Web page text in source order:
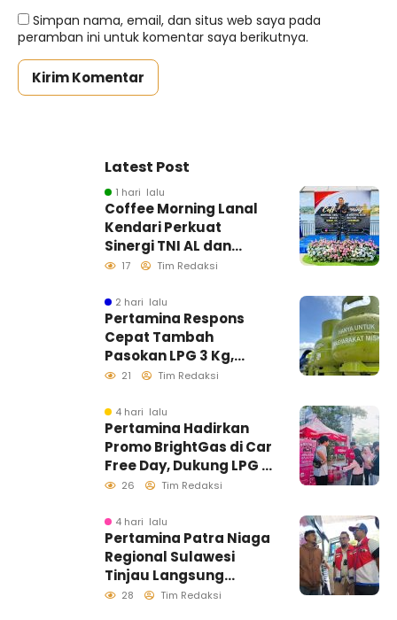
Simpan nama, email, dan situs web saya pada
peramban ini untuk komentar saya berikutnya.
Latest Post
1 hari lalu
Coffee Morning Lanal
Kendari Perkuat
Sinergi TNI AL dan
Insan Pers Wujudkan
17 Tim Redaksi
2 hari lalu
Pertamina Respons
Cepat Tambah
Pasokan LPG 3 Kg,
Kondisi Penyaluran di
Berlangsung Kondusif
21 Tim Redaksi
4 hari lalu
Pertamina Hadirkan
Promo BrightGas di Car
Free Day, Dukung LPG 3
Kg Tepat Sasaran
26 Tim Redaksi
4 hari lalu
Pertamina Patra Niaga
Regional Sulawesi
Tinjau Langsung
Pelayanan SPBU di
28 Tim Redaksi